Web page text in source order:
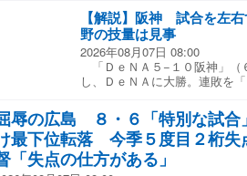
な展開にしたいという気持
で、じゃあ今自分が何できる
った方がいいことだなと思い
三塁で山粼さんが9番にいて、
で、そこに繋げた方が対平良
した」と、平良が3ボール2ス
打にこだわり取り組んできた
結果を残したい思いは当然強
選択した。 「本当にヒットを
言っているので、打つだけじ
な一問一答 ◇ ◇ −苦しい
４、５回で代わる試合が多く
う。まだ週の初めのカードな
発として初めてのシーズン。
いたい」 −打線は最後まで
日の試合だったので、負けて
で。また遠距離の移動ゲー
用。 「あまりいろんなところ
ころです」
【解説】阪神 試合を左
野の技量は見事
2026年08月07日 08:00
「ＤｅＮＡ５−１０阪神」
し、ＤｅＮＡに大勝。連敗を
１、２番が足を絡めて突破
が荒れていたが、近本はボー
だ。外国人投手は走られるの
フティーバントの構えで揺さ
算による盗塁だろうが、スタ
辱の広島 ８・６「特別な試合
最下位転落 今季５度目２桁失
「失点の仕方がある」